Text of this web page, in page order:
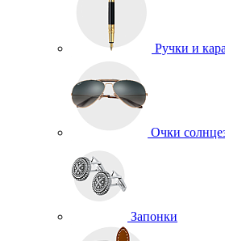
Ручки и
Очки
Запонки